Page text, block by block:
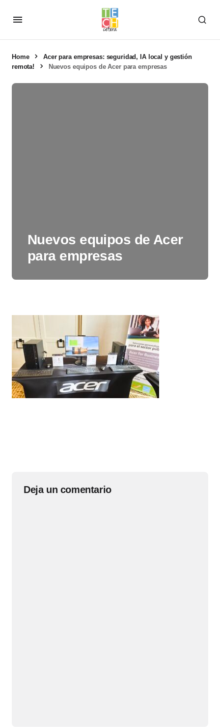
Home
Acer para empresas: seguridad, IA local y gestión
remota!
Nuevos equipos de Acer para empresas
Nuevos equipos de Acer
para empresas
Deja un comentario